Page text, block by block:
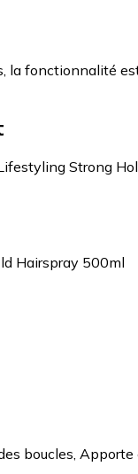
la fonctionnalité
Strong
Hairspray 500ml
boucles, Apporte